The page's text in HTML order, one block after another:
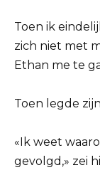
Toen ik
zich niet met
Ethan me te
Toen legde
«Ik weet
gevolgd,» zei